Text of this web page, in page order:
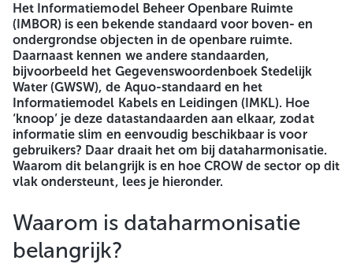
Het Informatiemodel Beheer Openbare Ruimte
(IMBOR) is een bekende standaard voor boven- en
ondergrondse objecten in de openbare ruimte.
Daarnaast kennen we andere standaarden,
bijvoorbeeld het Gegevenswoordenboek Stedelijk
Water (GWSW), de Aquo-standaard en het
Informatiemodel Kabels en Leidingen (IMKL). Hoe
‘knoop’ je deze datastandaarden aan elkaar, zodat
informatie slim en eenvoudig beschikbaar is voor
gebruikers? Daar draait het om bij dataharmonisatie.
Waarom dit belangrijk is en hoe CROW de sector op dit
vlak ondersteunt, lees je hieronder.
Waarom is dataharmonisatie
belangrijk?